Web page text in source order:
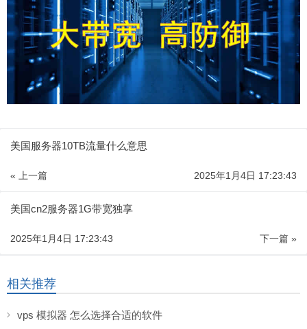
美国服务器10TB流量什么意思
« 上一篇 2025年1月4日 17:23:43
美国cn2服务器1G带宽独享
下一篇 »
2025年1月4日 17:23:43
相关推荐
vps 模拟器 怎么选择合适的软件